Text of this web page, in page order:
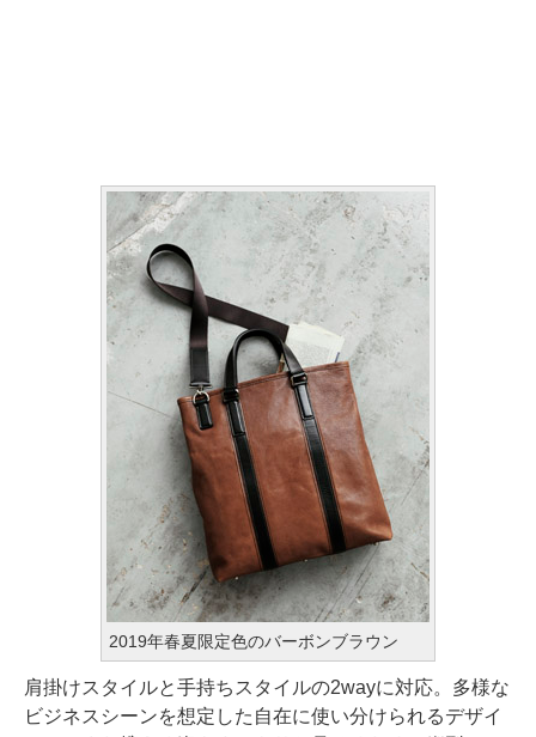
2019年春夏限定色のバーボンブラウン
肩掛けスタイルと手持ちスタイルの2wayに対応。多様な
ビジネスシーンを想定した自在に使い分けられるデザイ